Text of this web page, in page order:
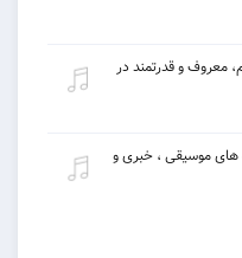
در
و